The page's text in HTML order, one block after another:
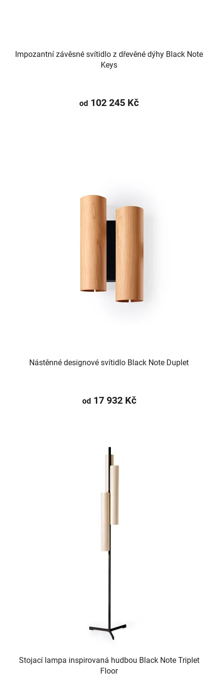
Impozantní závěsné svítidlo z dřevěné dýhy Black Note
Keys
od 102 245 Kč
Nástěnné designové svítidlo Black Note Duplet
od17 932 Kč
Stojací lampa inspirovaná hudbou Black Note Triplet
Floor